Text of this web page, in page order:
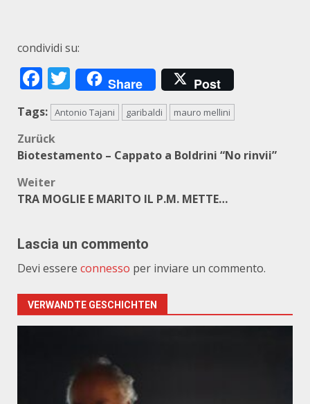
condividi su:
Facebook
Twitter
Share Post
Tags: Antonio Tajani garibaldi mauro mellini
Beitragsnavigation
Zurück
Biotestamento – Cappato a Boldrini “No rinvii”
Weiter
TRA MOGLIE E MARITO IL P.M. METTE…
Lascia un commento
Devi essere connesso per inviare un commento.
VERWANDTE GESCHICHTEN